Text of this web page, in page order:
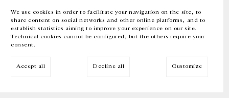
We use cookies in order to facilitate your navigation on the site, to
share content on social networks and other online platforms, and to
establish statistics aiming to improve your experience on our site.
Technical cookies cannot be configured, but the others require your
consent.
Accept all Decline all Customize
EN FR 中文 Facebook Instagram
Inscrivez-vous à notre newsletter